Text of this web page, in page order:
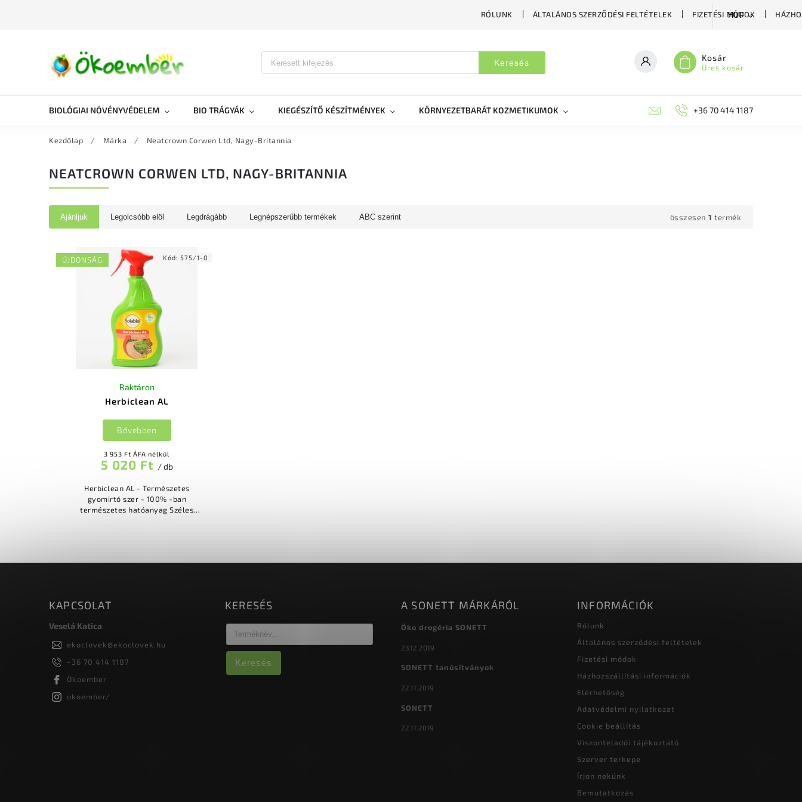
RÓLUNK ÁLTALÁNOS SZERZŐDÉSI FELTÉTELEK FIZETÉSI MÓDOK
HUF
Keresés Kosár
Üres kosár
BIOLÓGIAI NÖVÉNYVÉDELEM BIO TRÁGYÁK KIEGÉSZÍTŐ KÉSZÍTMÉNYEK KÖRNYEZETBARÁT KOZMETIKUMOK BLOG MÉHÉSZETI
+36 70 414 1187
Kezdőlap / Márka / Neatcrown Corwen Ltd, Nagy-Britannia
NEATCROWN CORWEN LTD, NAGY-BRITANNIA
Ajánljuk Legolcsóbb elöl Legdrágább Legnépszerűbb termékek ABC szerint összesen 1 termék
ÚJDONSÁG
Herbiclean AL
Raktáron
3 953 Ft ÁFA nélkül
5 020 Ft / db
Bővebben
Herbiclean AL - Természetes
gyomirtó szer - 100% -ban
természetes hatóanyag Széles
Kód: 575/1-0
KAPCSOLAT
Veselá Katica
ekoclovek@ekoclovek.hu
+36 70 414 1187
Ökoember
okoember/
KERESÉS
Keresés
A SONETT MÁRKÁRÓL
Öko drogéria SONETT
23.12.2019
SONETT tanúsítványok
22.11.2019
SONETT
22.11.2019
INFORMÁCIÓK
Rólunk
Általános szerződési feltételek
Fizetési módok
Házhozszállítási információk
Elérhetőség
Adatvédelmi nyilatkozat
Cookie beállítás
Viszonteladói tájékoztató
Szerver terkepe
Írjon nekünk
Bemutatkozás